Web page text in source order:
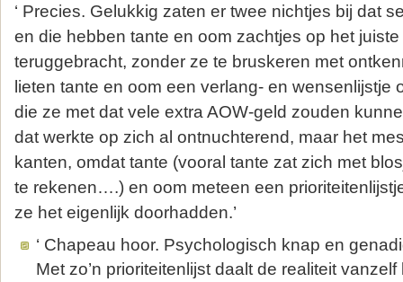
‘ Precies. Gelukkig zaten er twee nichtjes bij dat
en die hebben tante en oom zachtjes op het
teruggebracht, zonder ze te bruskeren met
lieten tante en oom een verlang- en wensenlijstje
die ze met dat vele extra AOW-geld zouden
dat werkte op zich al ontnuchterend, maar het
kanten, omdat tante (vooral tante zat zich met
te rekenen….) en oom meteen een
ze het eigenlijk doorhadden.’
‘ Chapeau hoor. Psychologisch knap en
Met zo’n prioriteitenlijst daalt de realiteit